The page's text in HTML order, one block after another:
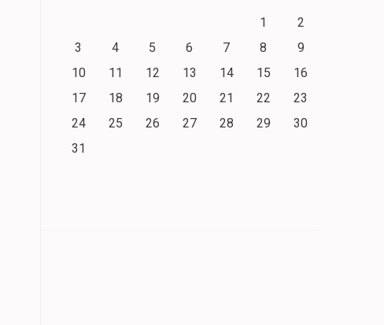
1
2
3
4 5 6 7 8
9
10
11 12 13 14 15
16
17
18 19 20 21 22
23
24
25 26 27 28 29
30
31